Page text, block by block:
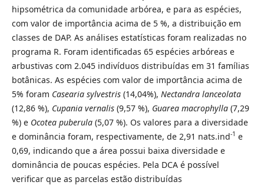
hipsométrica da comunidade arbórea, e para as espécies,
com valor de importância acima de 5 %, a distribuição em
classes de DAP. As análises estatísticas foram realizadas no
programa R. Foram identificadas 65 espécies arbóreas e
arbustivas com 2.045 indivíduos distribuídas em 31 famílias
botânicas. As espécies com valor de importância acima de
5% foram Casearia sylvestris (14,04%), Nectandra lanceolata
(12,86 %), Cupania vernalis (9,57 %), Guarea macrophylla (7,29
%) e Ocotea puberula (5,07 %). Os valores para a diversidade
e dominância foram, respectivamente, de 2,91 nats.ind-1 e
0,69, indicando que a área possui baixa diversidade e
dominância de poucas espécies. Pela DCA é possível
verificar que as parcelas estão distribuídas